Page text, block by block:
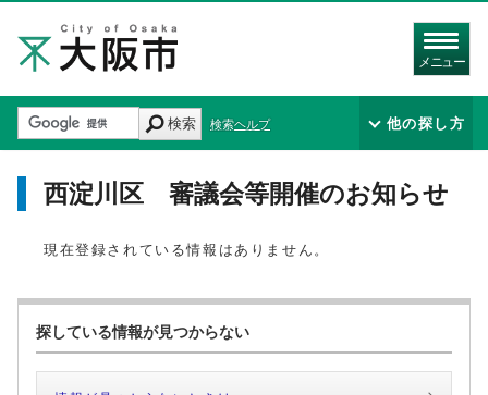
メニュー
検索 検索ヘルプ 他の探し方
西淀川区 審議会等開催のお知らせ
現在登録されている情報はありません。
探している情報が見つからない